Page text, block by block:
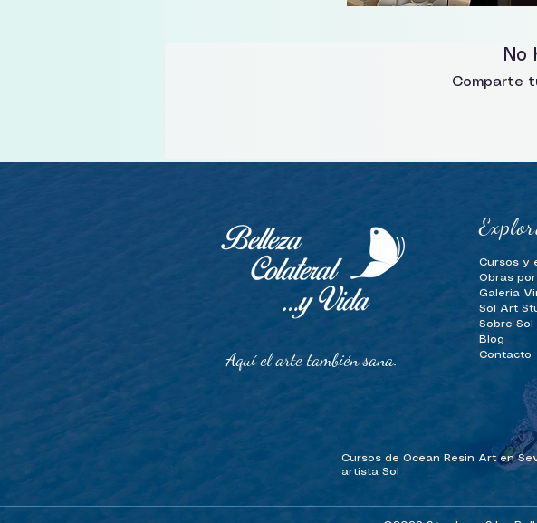
No
Comparte
Aquí el arte también sana.
Cursos y
Obras
Galeria
Sol Art
Sobre Sol
Blog
Contacto
Cursos de Ocean Resin Art en
artista Sol